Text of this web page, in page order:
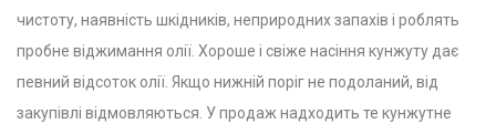
чистоту, наявність шкідників, неприродних запахів і роблять
пробне віджимання олії. Хороше і свіже насіння кунжуту дає
певний відсоток олії. Якщо нижній поріг не подоланий, від
закупівлі відмовляються. У продаж надходить те кунжутне